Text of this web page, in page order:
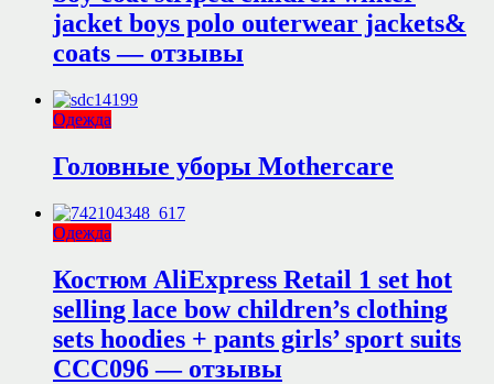
jacket boys polo outerwear jackets&
coats — отзывы
Одежда
Головные уборы Mothercare
Одежда
Костюм AliExpress Retail 1 set hot
selling lace bow children’s clothing
sets hoodies + pants girls’ sport suits
CCC096 — отзывы